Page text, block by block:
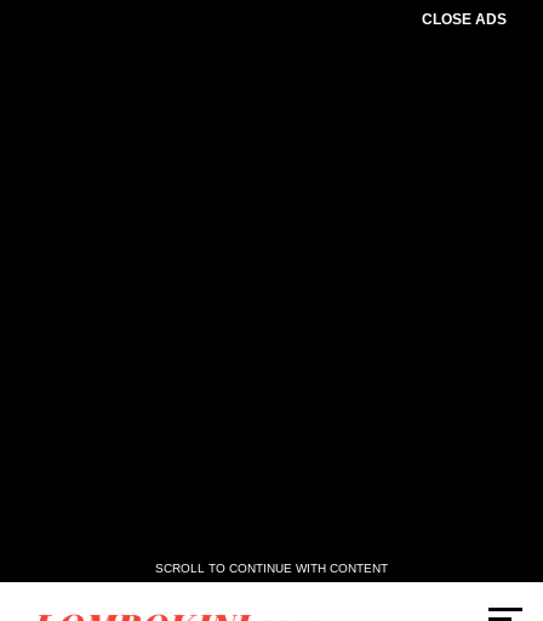
CLOSE ADS
SCROLL TO CONTINUE WITH CONTENT